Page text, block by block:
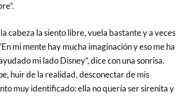
cabeza la siento libre, vuela bastante y a veces
mi mente hay mucha imaginación y eso me ha
mi lado Disney”, dice con una sonrisa.
huir de la realidad, desconectar de mis
muy identificado: ella no quería ser sirenita y